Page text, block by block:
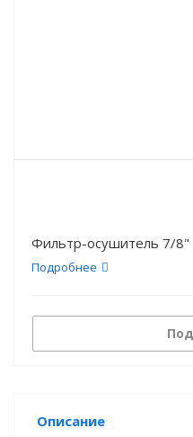
Фильтр-осушитель 7/8"
Подробнее
Описание